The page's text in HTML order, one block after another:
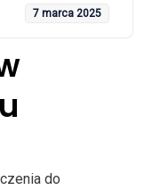
7 marca 2025
do